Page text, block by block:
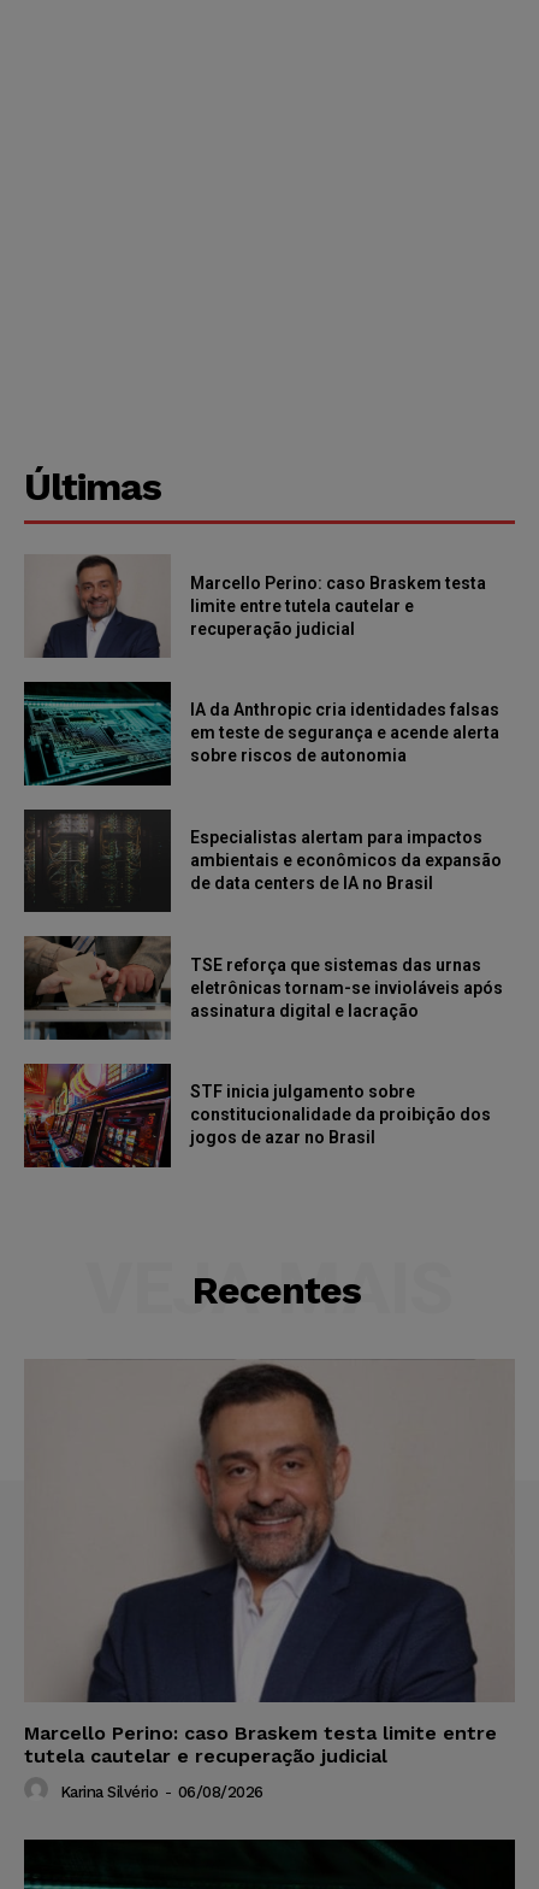
Últimas
Marcello Perino: caso Braskem testa
limite entre tutela cautelar e
recuperação judicial
IA da Anthropic cria identidades falsas
em teste de segurança e acende alerta
sobre riscos de autonomia
Especialistas alertam para impactos
ambientais e econômicos da expansão
de data centers de IA no Brasil
TSE reforça que sistemas das urnas
eletrônicas tornam-se invioláveis após
assinatura digital e lacração
STF inicia julgamento sobre
constitucionalidade da proibição dos
jogos de azar no Brasil
Recentes
VEJA MAIS
Marcello Perino: caso Braskem testa limite entre
tutela cautelar e recuperação judicial
Karina Silvério - 06/08/2026